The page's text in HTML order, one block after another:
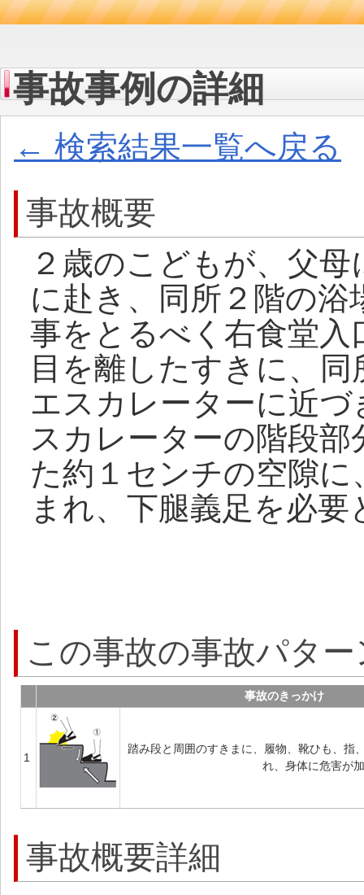
事故事例の詳細
← 検索結果一覧へ戻る
事故概要
２歳のこどもが、父
に赴き、同所２階の
事をとるべく右食堂
目を離したすきに、
エスカレーターに近
スカレーターの階段
た約１センチの空隙
まれ、下腿義足を必
この事故の事故パター
事故のきっかけ
1
踏み段と周囲のすきまに、履物、靴ひも、指
れ、身体に危害が
事故概要詳細